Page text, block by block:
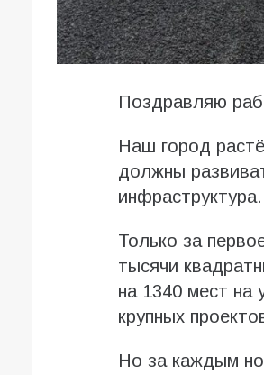
Поздравляю
Наш город
должны
инфраструктура.
Только за
тысячи
на 1340 мест на
крупных
Но за каждым